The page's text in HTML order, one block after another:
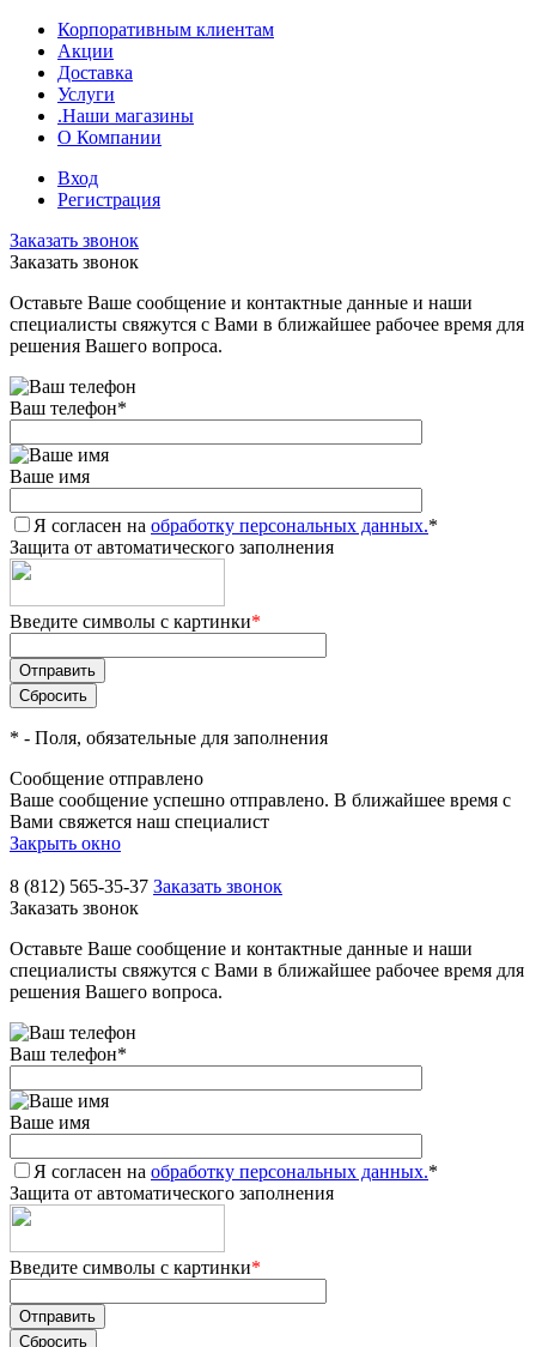
Корпоративным клиентам
Акции
Доставка
Услуги
.Наши магазины
О Компании
Вход
Регистрация
Заказать звонок
Заказать звонок
Оставьте Ваше сообщение и контактные данные и наши
специалисты свяжутся с Вами в ближайшее рабочее время для
решения Вашего вопроса.
Ваш телефон*
Ваше имя
Я согласен на обработку персональных данных.*
Защита от автоматического заполнения
Введите символы с картинки*
* - Поля, обязательные для заполнения
Сообщение отправлено
Ваше сообщение успешно отправлено. В ближайшее время с
Вами свяжется наш специалист
Закрыть окно
8 (812) 565-35-37 Заказать звонок
Заказать звонок
Оставьте Ваше сообщение и контактные данные и наши
специалисты свяжутся с Вами в ближайшее рабочее время для
решения Вашего вопроса.
Ваш телефон*
Ваше имя
Я согласен на обработку персональных данных.*
Защита от автоматического заполнения
Введите символы с картинки*